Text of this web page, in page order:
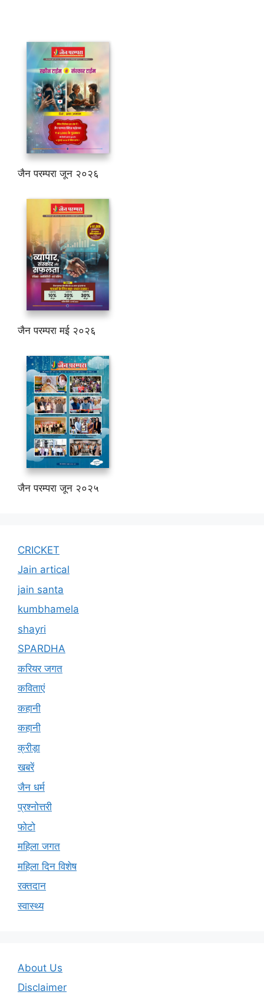
जैन परम्परा जून २०२६
जैन परम्परा मई २०२६
जैन परम्परा जून २०२५
CRICKET
Jain artical
jain santa
kumbhamela
shayri
SPARDHA
करियर जगत
कविताएं
कहानी
कहानी
क्रीड़ा
खबरें
जैन धर्म
प्रश्नोत्तरी
फोटो
महिला जगत
महिला दिन विशेष
रक्तदान
स्वास्थ्य
About Us
Disclaimer